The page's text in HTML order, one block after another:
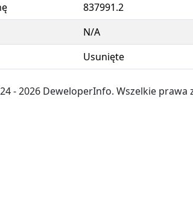
837991.2
N/A
Usunięte
- 2026 DeweloperInfo. Wszelkie prawa